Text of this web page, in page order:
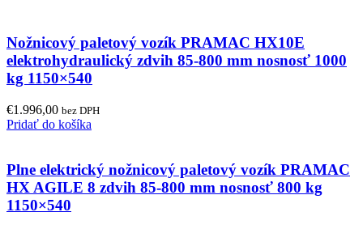
Nožnicový paletový vozík PRAMAC HX10E
elektrohydraulický zdvih 85-800 mm nosnosť 1000
kg 1150×540
€1.996,00 bez DPH
Pridať do košíka
Plne elektrický nožnicový paletový vozík PRAMAC
HX AGILE 8 zdvih 85-800 mm nosnosť 800 kg
1150×540